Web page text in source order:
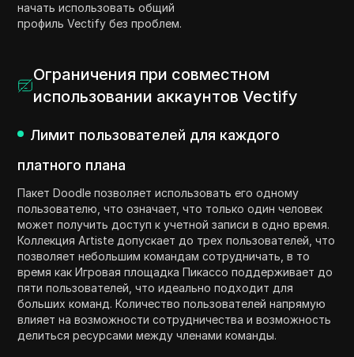
начать использовать общий
профиль Vectify без проблем.
Ограничения при совместном
использовании аккаунтов Vectify
Лимит пользователей для каждого
платного плана
Пакет Doodle позволяет использовать его одному
пользователю, что означает, что только один человек
может получить доступ к учетной записи в одно время.
Коллекция Artiste допускает до трех пользователей, что
позволяет небольшим командам сотрудничать, в то
время как Игровая площадка Пикассо поддерживает до
пяти пользователей, что идеально подходит для
больших команд. Количество пользователей напрямую
влияет на возможности сотрудничества и возможность
делиться ресурсами между членами команды.